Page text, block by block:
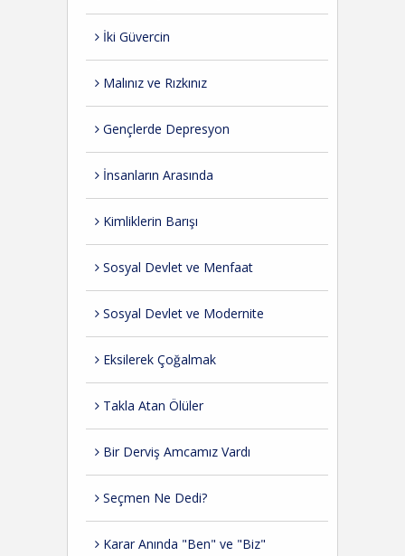
İki Güvercin
Malınız ve Rızkınız
Gençlerde Depresyon
İnsanların Arasında
Kimliklerin Barışı
Sosyal Devlet ve Menfaat
Sosyal Devlet ve Modernite
Eksilerek Çoğalmak
Takla Atan Ölüler
Bir Derviş Amcamız Vardı
Seçmen Ne Dedi?
Karar Anında "Ben" ve "Biz"